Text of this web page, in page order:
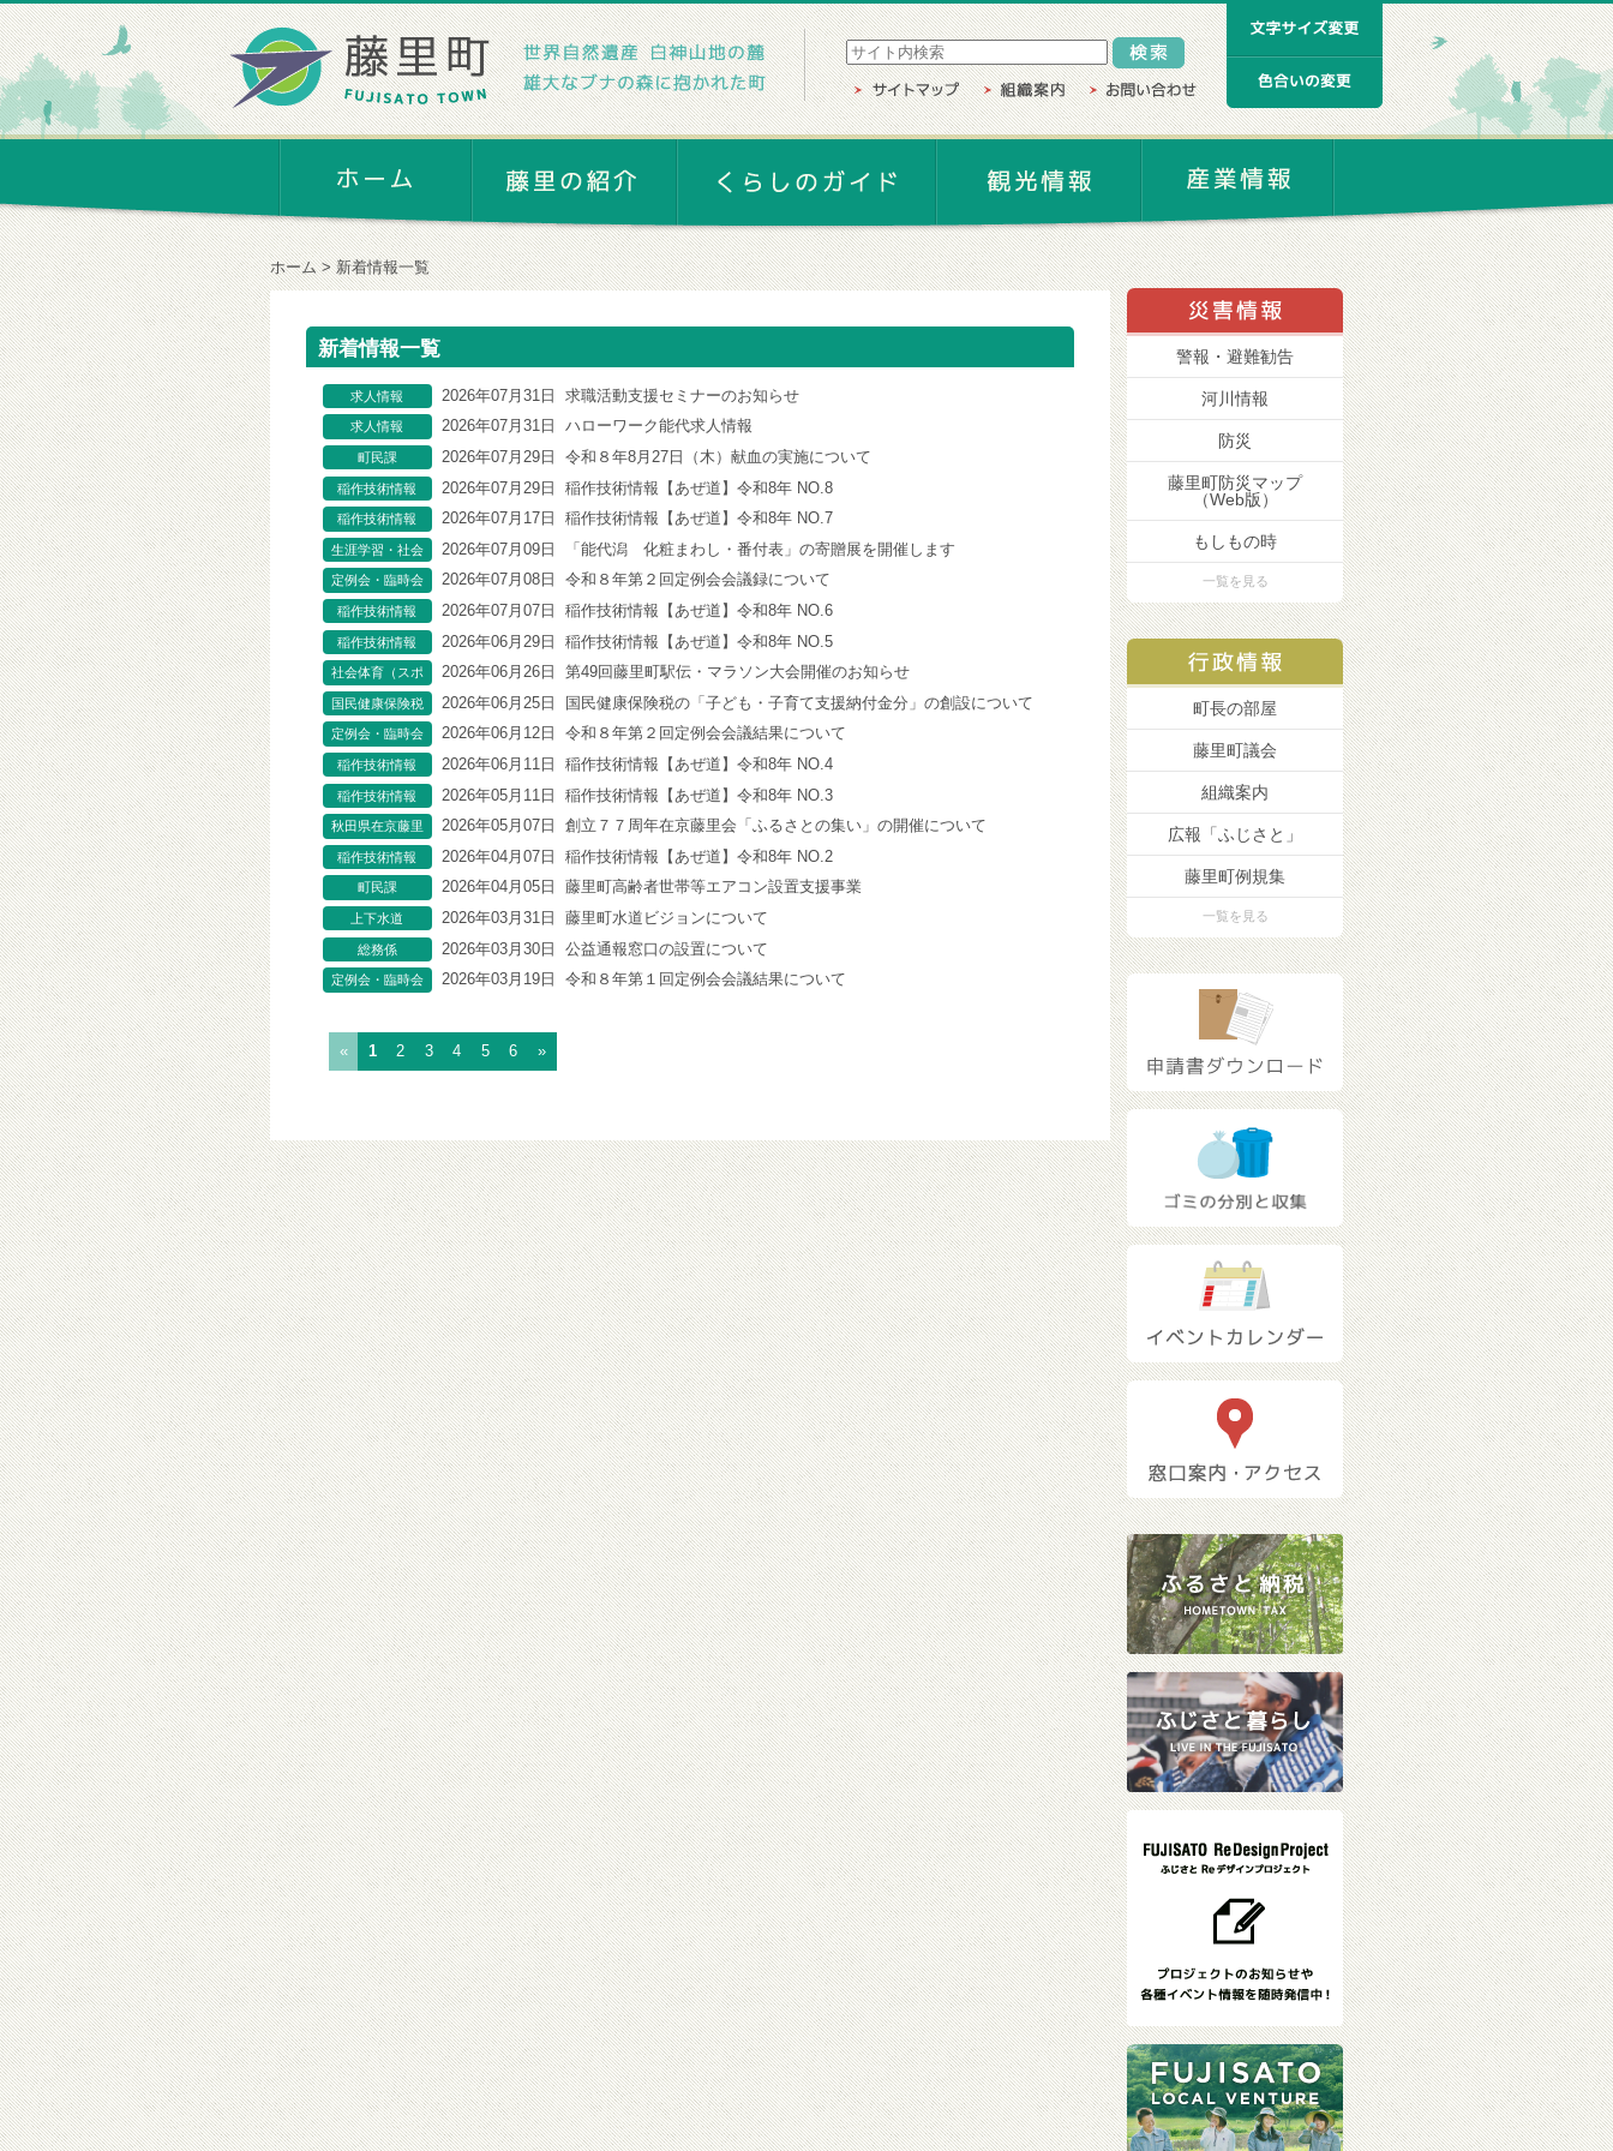
ホーム 新着情報一覧
新着情報一覧
求人情報 2026年07月31日 求職活動支援セミナーのお知らせ
求人情報 2026年07月31日 ハローワーク能代求人情報
町民課 2026年07月29日 令和８年8月27日（木）献血の実施について
稲作技術情報
【あぜ道】
2026年07月29日 稲作技術情報【あぜ道】令和8年 NO.8
稲作技術情報
【あぜ道】
2026年07月17日 稲作技術情報【あぜ道】令和8年 NO.7
生涯学習・社会
教育（芸術・文
化関連）
2026年07月09日 「能代潟 化粧まわし・番付表」の寄贈展を開催します
定例会・臨時会 2026年07月08日 令和８年第２回定例会会議録について
稲作技術情報
【あぜ道】
2026年07月07日 稲作技術情報【あぜ道】令和8年 NO.6
稲作技術情報
【あぜ道】
2026年06月29日 稲作技術情報【あぜ道】令和8年 NO.5
社会体育（スポ
ーツ関連）イベ
ント
2026年06月26日 第49回藤里町駅伝・マラソン大会開催のお知らせ
国民健康保険税 2026年06月25日 国民健康保険税の「子ども・子育て支援納付金分」の創設について
定例会・臨時会 2026年06月12日 令和８年第２回定例会会議結果について
稲作技術情報
【あぜ道】
2026年06月11日 稲作技術情報【あぜ道】令和8年 NO.4
稲作技術情報
【あぜ道】
2026年05月11日 稲作技術情報【あぜ道】令和8年 NO.3
秋田県在京藤里
会
2026年05月07日 創立７７周年在京藤里会「ふるさとの集い」の開催について
稲作技術情報
【あぜ道】
2026年04月07日 稲作技術情報【あぜ道】令和8年 NO.2
町民課 2026年04月05日 藤里町高齢者世帯等エアコン設置支援事業
上下水道 2026年03月31日 藤里町水道ビジョンについて
総務係 2026年03月30日 公益通報窓口の設置について
定例会・臨時会 2026年03月19日 令和８年第１回定例会会議結果について
« 1 2 3 4 5 6 »
警報・避難勧告
河川情報
防災
藤里町防災マップ
（Web版）
もしもの時
一覧を見る
町長の部屋
藤里町議会
組織案内
広報「ふじさと」
藤里町例規集
一覧を見る